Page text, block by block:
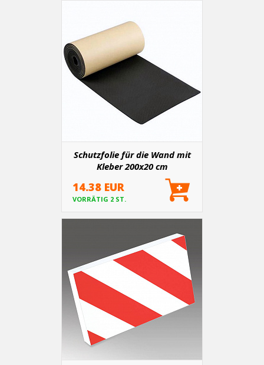
Schutzfolie für die Wand mit
Kleber 200x20 cm
14.38 EUR
VORRÄTIG 2 ST.